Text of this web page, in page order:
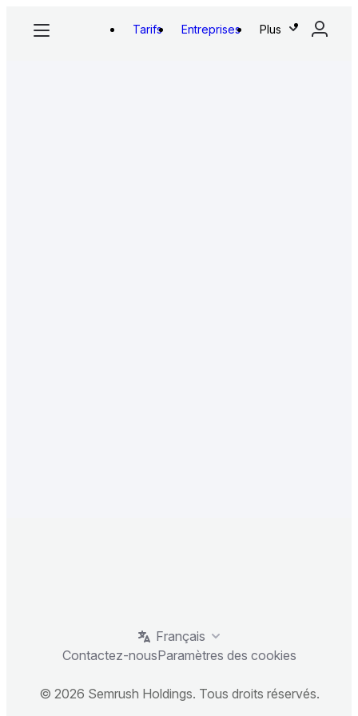
Tarifs Entreprises Plus
Français
Contactez-nousParamètres des cookies
© 2026 Semrush Holdings. Tous droits réservés.